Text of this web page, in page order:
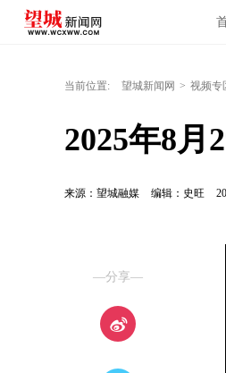
当前位置: 望城新闻网 > 视频专
2025年8月
来源：望城融媒 编辑：史旺
—分享—